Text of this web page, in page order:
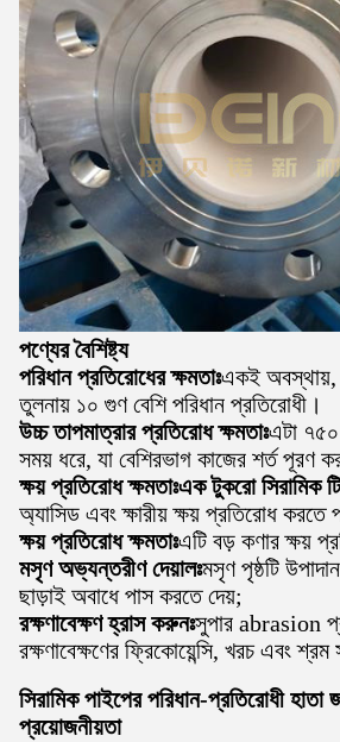
পণ্যের বৈশিষ্ট্য
পরিধান প্রতিরোধের ক্ষমতাঃএকই অবস্থায়,
তুলনায় ১০ গুণ বেশি পরিধান প্রতিরোধী।
উচ্চ তাপমাত্রার প্রতিরোধ ক্ষমতাঃএটা
সময় ধরে, যা বেশিরভাগ কাজের শর্ত পূরণ
ক্ষয় প্রতিরোধ ক্ষমতাঃএক টুকরো সিরামিক
অ্যাসিড এবং ক্ষারীয় ক্ষয় প্রতিরোধ করতে
ক্ষয় প্রতিরোধ ক্ষমতাঃএটি বড় কণার ক্ষয়
মসৃণ অভ্যন্তরীণ দেয়ালঃমসৃণ পৃষ্ঠটি
ছাড়াই অবাধে পাস করতে দেয়;
রক্ষণাবেক্ষণ হ্রাস করুনঃসুপার abrasion
রক্ষণাবেক্ষণের ফ্রিকোয়েন্সি, খরচ এবং শ্রম
সিরামিক পাইপের পরিধান-প্রতিরোধী
প্রয়োজনীয়তা